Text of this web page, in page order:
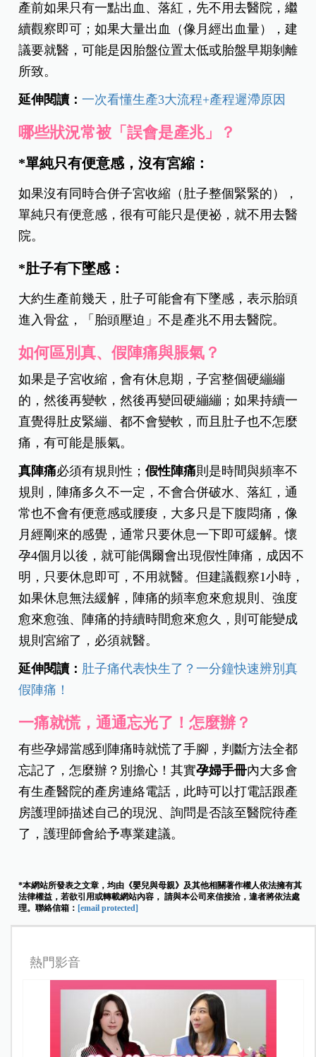
產前如果只有一點出血、落紅，先不用去醫院，繼
續觀察即可；如果大量出血（像月經出血量），建
議要就醫，可能是因胎盤位置太低或胎盤早期剝離
所致。
延伸閱讀：一次看懂生產3大流程+產程遲滯原因
哪些狀況常被「誤會是產兆」？
*單純只有便意感，沒有宮縮：
如果沒有同時合併子宮收縮（肚子整個緊緊的），
單純只有便意感，很有可能只是便祕，就不用去醫
院。
*肚子有下墜感：
大約生產前幾天，肚子可能會有下墜感，表示胎頭
進入骨盆，「胎頭壓迫」不是產兆不用去醫院。
如何區別真、假陣痛與脹氣？
如果是子宮收縮，會有休息期，子宮整個硬繃繃
的，然後再變軟，然後再變回硬繃繃；如果持續一
直覺得肚皮緊繃、都不會變軟，而且肚子也不怎麼
痛，有可能是脹氣。
真陣痛必須有規則性；假性陣痛則是時間與頻率不
規則，陣痛多久不一定，不會合併破水、落紅，通
常也不會有便意感或腰痠，大多只是下腹悶痛 ，像
月經剛來的感覺，通常只要休息一下即可緩解。懷
孕4個月以後，就可能偶爾會出現假性陣痛，成因不
明，只要休息即可，不用就醫。但建議觀察1小時，
如果休息無法緩解，陣痛的頻率愈來愈規則、強度
愈來愈強、陣痛的持續時間愈來愈久，則可能變成
規則宮縮了，必須就醫。
延伸閱讀： 肚子痛代表快生了？一分鐘快速辨別真
假陣痛！
一痛就慌，通通忘光了！怎麼辦？
有些孕婦當感到陣痛時就慌了手腳，判斷方法全都
忘記了，怎麼辦？別擔心！其實孕婦手冊內大多會
有生產醫院的產房連絡電話，此時可以打電話跟產
房護理師描述自己的現況、詢問是否該至醫院待產
了，護理師會給予專業建議。
*本網站所發表之文章，均由《嬰兒與母親》及其他相關著作權人依法擁有其
法律權益，若欲引用或轉載網站內容， 請與本公司來信接洽，違者將依法處
理。聯絡信箱： [email protected]
熱門影音